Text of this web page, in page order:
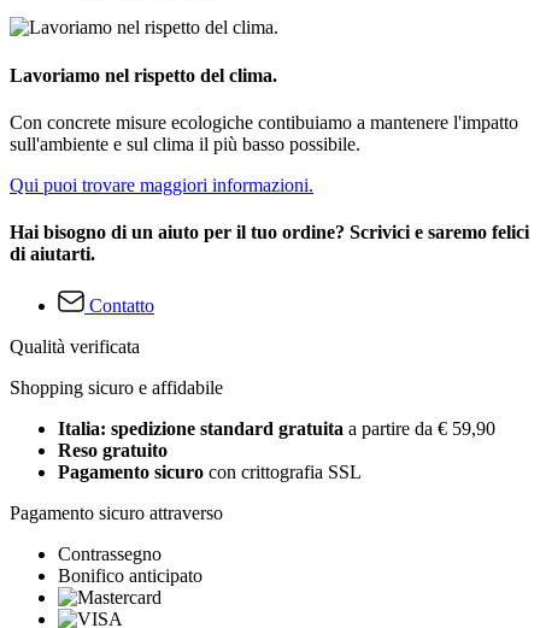
Lavoriamo nel rispetto del clima.
Con concrete misure ecologiche contibuiamo a mantenere l'impatto
sull'ambiente e sul clima il più basso possibile.
Qui puoi trovare maggiori informazioni.
Hai bisogno di un aiuto per il tuo ordine? Scrivici e saremo felici
di aiutarti.
Contatto
Qualità verificata
Shopping sicuro e affidabile
Italia: spedizione standard gratuita a partire da € 59,90
Reso gratuito
Pagamento sicuro con crittografia SSL
Pagamento sicuro attraverso
Contrassegno
Bonifico anticipato